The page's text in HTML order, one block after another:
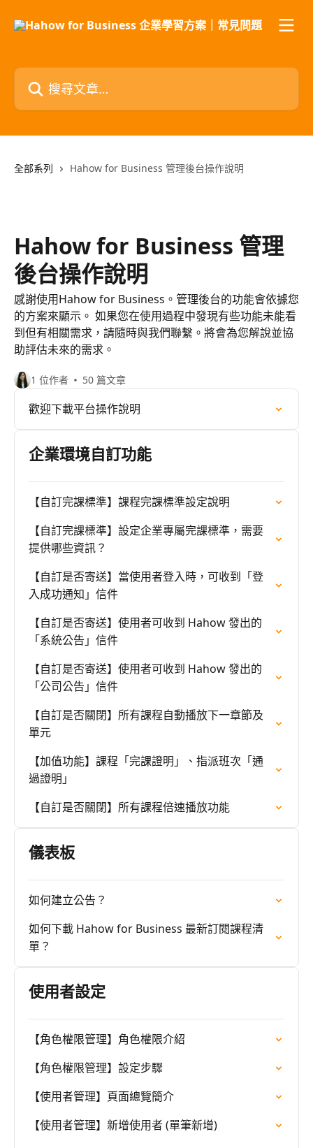
搜尋文章…
全部系列 Hahow for Business 管理後台操作說明
Hahow for Business 管理
後台操作說明
感謝使用Hahow for Business。管理後台的功能會依據您
的方案來顯示。 如果您在使用過程中發現有些功能未能看
到但有相關需求，請隨時與我們聯繫。將會為您解說並協
助評估未來的需求。
1 位作者 50 篇文章
歡迎下載平台操作說明
企業環境自訂功能
【自訂完課標準】課程完課標準設定說明
【自訂完課標準】設定企業專屬完課標準，需要
提供哪些資訊？
【自訂是否寄送】當使用者登入時，可收到「登
入成功通知」信件
【自訂是否寄送】使用者可收到 Hahow 發出的
「系統公告」信件
【自訂是否寄送】使用者可收到 Hahow 發出的
「公司公告」信件
【自訂是否關閉】所有課程自動播放下一章節及
單元
【加值功能】課程「完課證明」、指派班次「通
過證明」
【自訂是否關閉】所有課程倍速播放功能
儀表板
如何建立公告？
如何下載 Hahow for Business 最新訂閱課程清
單？
使用者設定
【角色權限管理】角色權限介紹
【角色權限管理】設定步驟
【使用者管理】頁面總覽簡介
【使用者管理】新增使用者 (單筆新增)